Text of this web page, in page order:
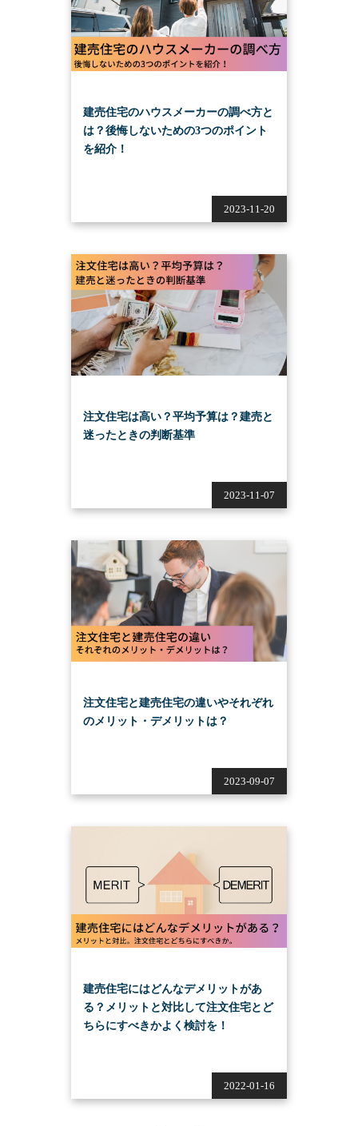
2023-11-20
建売住宅のハウスメーカーの調べ方と
は？後悔しないための3つのポイント
を紹介！
2023-11-07
注文住宅は高い？平均予算は？建売と
迷ったときの判断基準
2023-09-07
注文住宅と建売住宅の違いやそれぞれ
のメリット・デメリットは？
2022-01-16
建売住宅にはどんなデメリットがあ
る？メリットと対比して注文住宅とど
ちらにすべきかよく検討を！